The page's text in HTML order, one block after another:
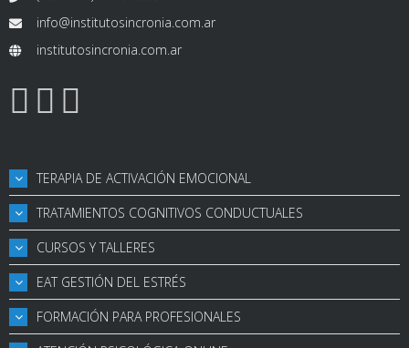
info@institutosincronia.com.ar
institutosincronia.com.ar
TERAPIA DE ACTIVACIÓN EMOCIONAL
TRATAMIENTOS COGNITIVOS CONDUCTUALES
CURSOS Y TALLERES
EAT GESTIÓN DEL ESTRÉS
FORMACIÓN PARA PROFESIONALES